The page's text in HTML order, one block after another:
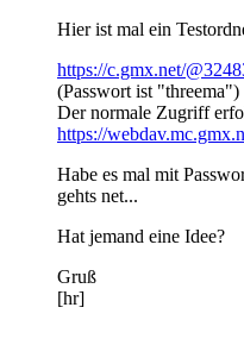
Hier ist mal ein
https://c.gmx.net/
(Passwort ist "threema")
Der normale Zugriff
https://
Habe es mal mit
gehts net...
Hat jemand eine Idee?
Gruß
[hr]